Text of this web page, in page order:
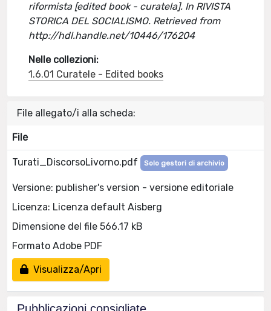
riformista [edited book - curatela]. In RIVISTA
STORICA DEL SOCIALISMO. Retrieved from
http://hdl.handle.net/10446/176204
Nelle collezioni:
1.6.01 Curatele - Edited books
File allegato/i alla scheda:
File
Turati_DiscorsoLivorno.pdf Solo gestori di archivio
Versione: publisher's version - versione editoriale
Licenza: Licenza default Aisberg
Dimensione del file 566.17 kB
Formato Adobe PDF
Visualizza/Apri